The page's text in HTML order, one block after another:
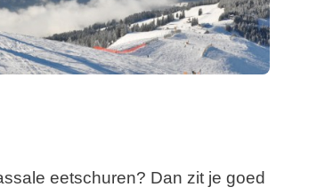
eetschuren? Dan zit je goed